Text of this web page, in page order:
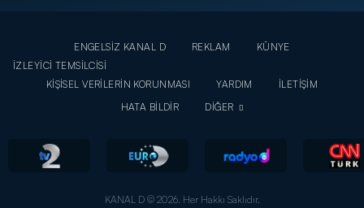
ENGELSİZ KANAL D REKLAM
KÜNYE
İZLEYİCİ TEMSİLCİSİ
KİŞİSEL VERİLERİN KORUNMASI
YARDIM
İLETİŞİM
HATA BİLDİR
DİĞER
KANAL D © 2026. Her Hakkı Saklıdır.